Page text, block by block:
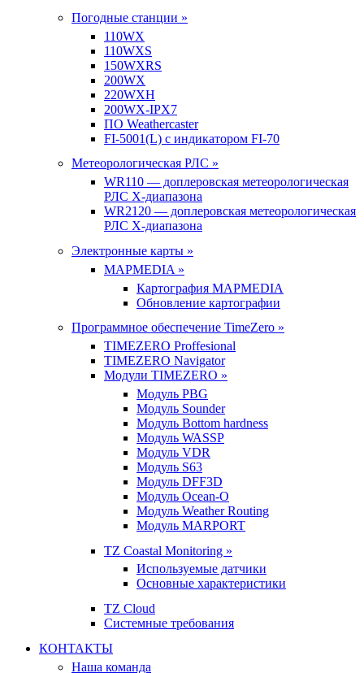
Погодные станции »
110WX
110WXS
150WXRS
200WX
220WXH
200WX-IPX7
ПО Weathercaster
FI-5001(L) с индикатором FI-70
Метеорологическая РЛС »
WR110 — доплеровская метеорологическая
РЛС X-диапазона
WR2120 — доплеровская метеорологическая
РЛС X-диапазона
Электронные карты »
MAPMEDIA »
Картография MAPMEDIA
Обновление картографии
Программное обеспечение TimeZero »
TIMEZERO Proffesional
TIMEZERO Navigator
Модули TIMEZERO »
Модуль PBG
Модуль Sounder
Модуль Bottom hardness
Модуль WASSP
Модуль VDR
Модуль S63
Модуль DFF3D
Модуль Ocean-O
Модуль Weather Routing
Модуль MARPORT
TZ Coastal Monitoring »
Используемые датчики
Основные характеристики
TZ Cloud
Системные требования
КОНТАКТЫ
Наша команда